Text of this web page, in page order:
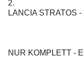
2.
LANCIA STRATOS
NUR KOMPLETT -